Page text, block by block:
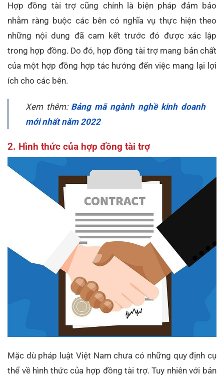
Hợp đồng tài trợ cũng chính là biện pháp đảm bảo
nhằm ràng buộc các bên có nghĩa vụ thực hiện theo
những nội dung đã cam kết trước đó được xác lập
trong hợp đồng. Do đó, hợp đồng tài trợ mang bản chất
của một hợp đồng hợp tác hướng đến việc mang lại lợi
ích cho các bên.
Xem thêm: Bảng mã ngành nghề kinh doanh
mới nhất năm 2022
2. Hình thức của hợp đồng tài trợ
Mặc dù pháp luật Việt Nam chưa có những quy định cụ
thể về hình thức của hợp đồng tài trợ. Tuy nhiên với bản